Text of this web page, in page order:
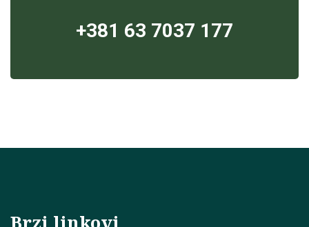
+381 63 7037 177